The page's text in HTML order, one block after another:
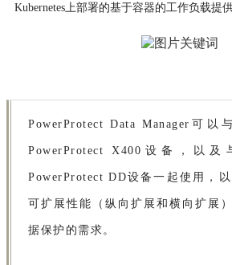
Kubernetes上部署的基于容器的工作负载提供
PowerProtect Data Manager可以
PowerProtect X400设备，以及
PowerProtect DD设备一起使用，
可扩展性能（纵向扩展和横向扩展
据保护的需求。